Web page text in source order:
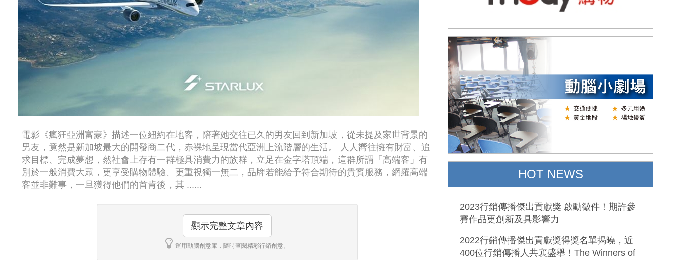
電影《瘋狂亞洲富豪》描述一位紐約在地客，陪著她交往已久的男友回到新加坡，從未提及家世背景的
男友，竟然是新加坡最大的開發商二代，赤裸地呈現當代亞洲上流階層的生活。 人人嚮往擁有財富、追
求目標、完成夢想，然社會上存有一群極具消費力的族群，立足在金字塔頂端，這群所謂「高端客」有
別於一般消費大眾，更享受購物體驗、更重視獨一無二，品牌若能給予符合期待的貴賓服務，網羅高端
客並非難事，一旦獲得他們的首肯後，其 ......
顯示完整文章內容
運用動腦創意庫，隨時查閱精彩行銷創意。
HOT NEWS
2023行銷傳播傑出貢獻獎 啟動徵件！期許參
賽作品更創新及具影響力
2022行銷傳播傑出貢獻獎得獎名單揭曉，近
400位行銷傳播人共襄盛舉！The Winners of